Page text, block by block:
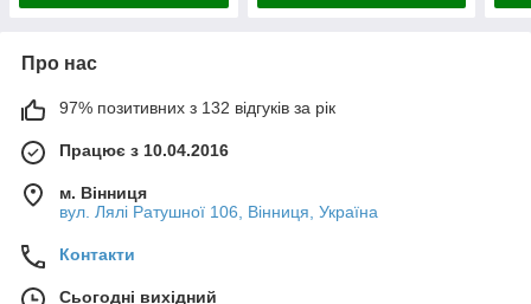
Про нас
97% позитивних з 132 відгуків за рік
Працює з 10.04.2016
м. Вінниця
вул. Лялі Ратушної 106, Вінниця, Україна
Контакти
Сьогодні вихідний